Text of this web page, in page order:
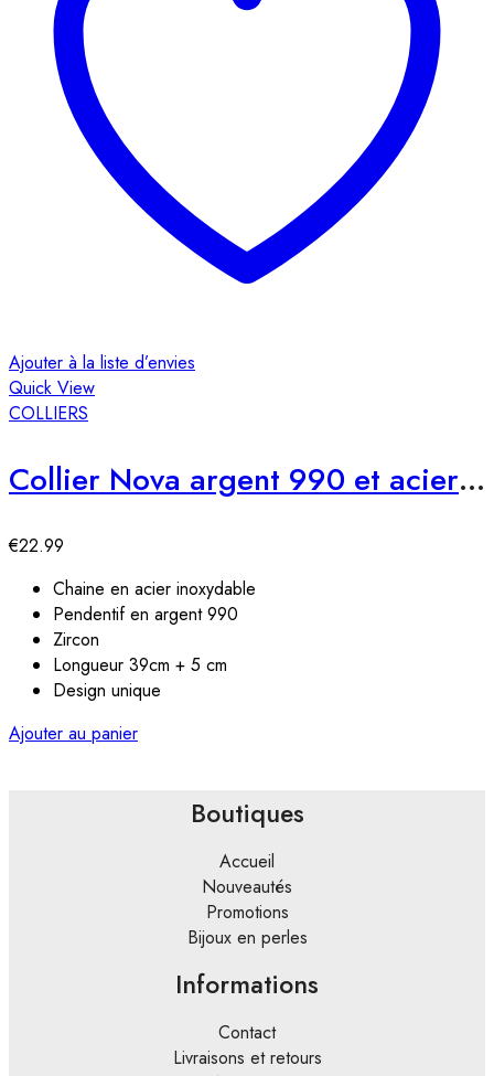
Ajouter à la liste d’envies
Quick View
COLLIERS
Collier Nova argent 990 et acier inoxydable
€22.99
Chaine en acier inoxydable
Pendentif en argent 990
Zircon
Longueur 39cm + 5 cm
Design unique
Ajouter au panier
Boutiques
Accueil
Nouveautés
Promotions
Bijoux en perles
Informations
Contact
Livraisons et retours